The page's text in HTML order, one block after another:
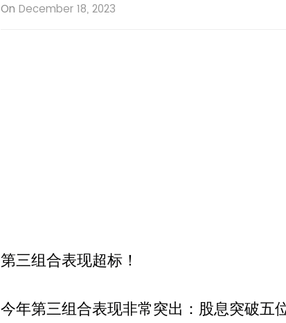
On December 18, 2023
第三组合表现超标！
今年第三组合表现非常突出：股息突破五